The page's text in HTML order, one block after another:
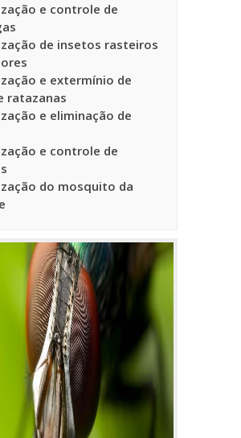
e controle de
de insetos rasteiros
e extermínio de
ratazanas
e eliminação de
e controle de
do mosquito da